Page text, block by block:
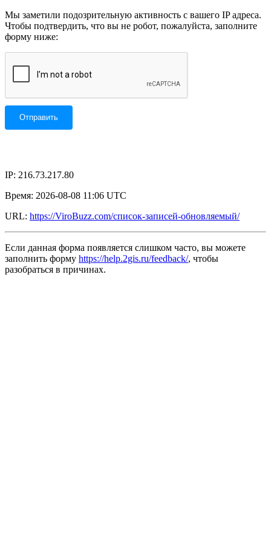
Мы заметили подозрительную активность с вашего IP адреса.
Чтобы подтвердить, что вы не робот, пожалуйста, заполните
форму ниже:
IP: 216.73.217.80
Время: 2026-08-08 11:06 UTC
URL: https://ViroBuzz.com/список-записей-обновляемый/
Если данная форма появляется слишком часто, вы можете
заполнить форму https://help.2gis.ru/feedback/, чтобы
разобраться в причинах.